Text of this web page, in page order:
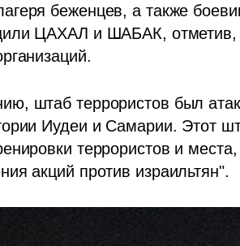
беженцев, а также
ЦАХАЛ и ШАБАК, отметив,
штаб террористов был
Иудеи и Самарии. Этот
террористов и места,
акций против израильтян".